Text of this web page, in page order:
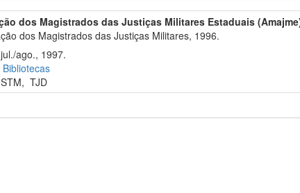
dos Magistrados das Justiças Militares Estaduais
dos Magistrados das Justiças Militares, 1996.
ago., 1997.
STM,TJD